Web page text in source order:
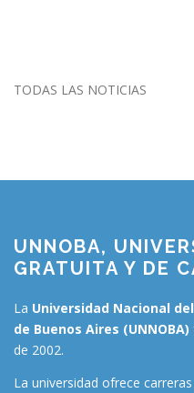
TODAS LAS NOTICIAS
UNNOBA,
GRATUITA Y DE
La Universidad Nacional
de Buenos Aires (UNNOBA)
de 2002.
La universidad ofrece